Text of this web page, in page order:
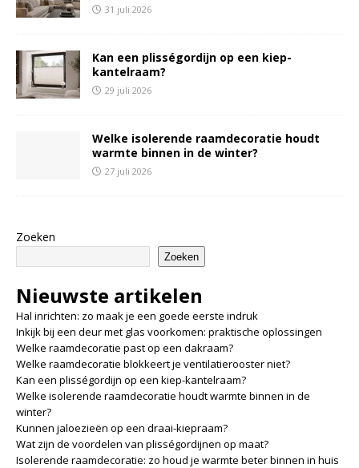
31 juli 2026
Kan een plisségordijn op een kiep-
kantelraam?
29 juli 2026
Welke isolerende raamdecoratie houdt
warmte binnen in de winter?
27 juli 2026
Zoeken
Zoeken
Nieuwste artikelen
Hal inrichten: zo maak je een goede eerste indruk
Inkijk bij een deur met glas voorkomen: praktische oplossingen
Welke raamdecoratie past op een dakraam?
Welke raamdecoratie blokkeert je ventilatierooster niet?
Kan een plisségordijn op een kiep-kantelraam?
Welke isolerende raamdecoratie houdt warmte binnen in de
winter?
Kunnen jaloezieën op een draai-kiepraam?
Wat zijn de voordelen van plisségordijnen op maat?
Isolerende raamdecoratie: zo houd je warmte beter binnen in huis